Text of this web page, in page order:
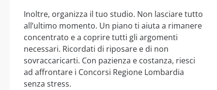
Inoltre, organizza il tuo studio. Non lasciare tutto
all’ultimo momento. Un piano ti aiuta a rimanere
concentrato e a coprire tutti gli argomenti
necessari. Ricordati di riposare e di non
sovraccaricarti. Con pazienza e costanza, riesci
ad affrontare i Concorsi Regione Lombardia
senza stress.